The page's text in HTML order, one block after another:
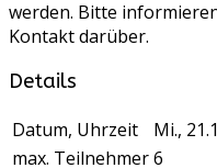
werden. Bitte
Kontakt darüber.
Details
Datum, Uhrzeit
Mi.,
max. Teilnehmer6